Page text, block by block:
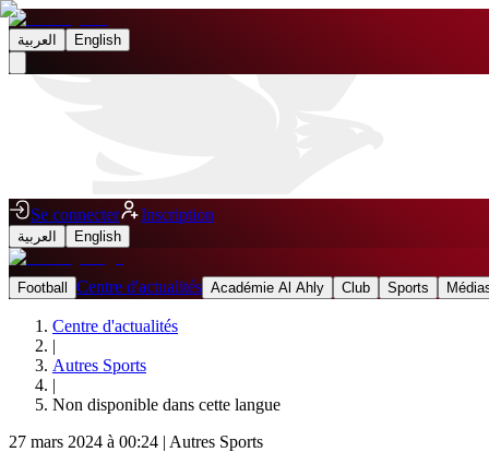
العربية English
Se connecter Inscription
العربية English
Football Centre d'actualités Académie Al Ahly Club Sports
Centre d'actualités
|
Autres Sports
|
Non disponible dans cette langue
27 mars 2024 à 00:24 | Autres Sports